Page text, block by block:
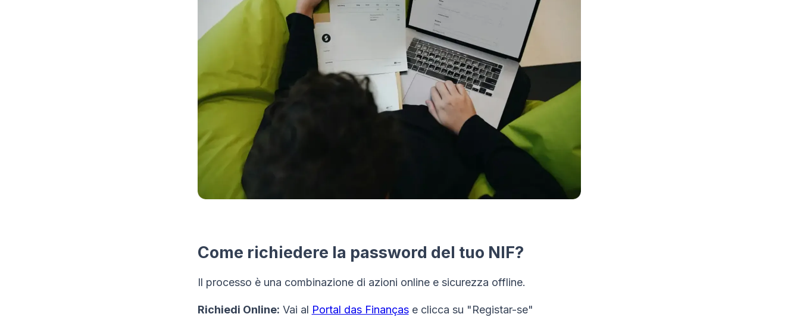
Come richiedere la password del tuo NIF?
Il processo è una combinazione di azioni online e sicurezza offline.
Richiedi Online: Vai al Portal das Finançase clicca su "Registar-se"